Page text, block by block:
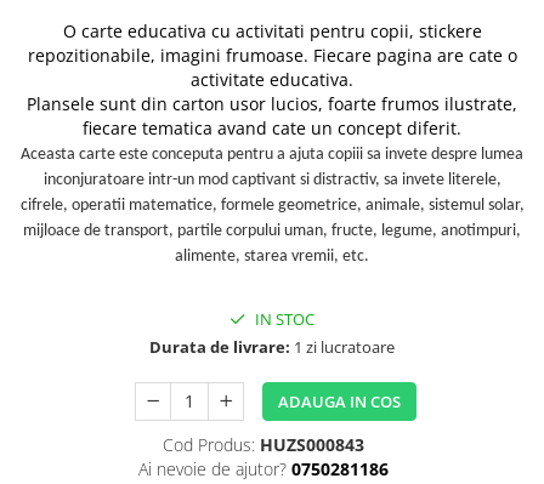
O carte educativa cu activitati pentru copii, stickere
repozitionabile, imagini frumoase. Fiecare pagina are cate o
activitate educativa.
Plansele sunt din carton usor lucios, foarte frumos ilustrate,
fiecare tematica avand cate un concept diferit.
Aceasta carte este conceputa pentru a ajuta copiii sa invete despre lumea
inconjuratoare intr-un mod captivant si distractiv, sa invete literele,
cifrele, operatii matematice, formele geometrice, animale, sistemul solar,
mijloace de transport, partile corpului uman, fructe, legume, anotimpuri,
alimente, starea vremii, etc.
IN STOC
Durata de livrare: 1 zi lucratoare
ADAUGA IN COS
Cod Produs: HUZS000843
Ai nevoie de ajutor? 0750281186